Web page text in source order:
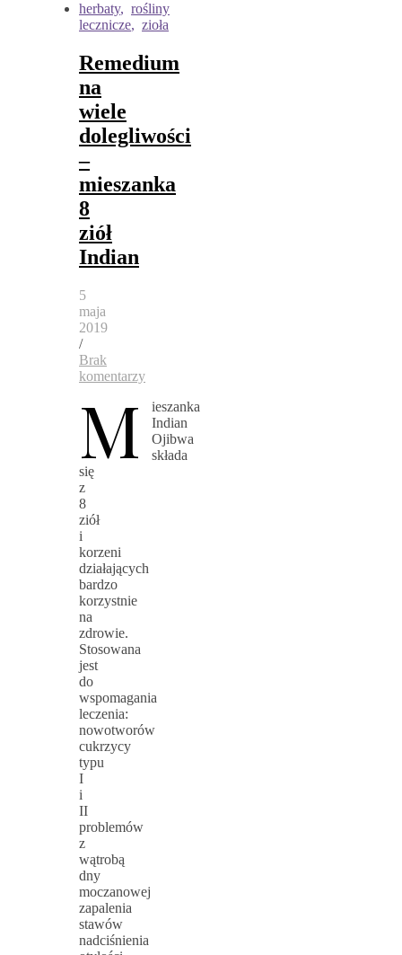
herbaty, rośliny
lecznicze, zioła
Remedium
na
wiele
dolegliwości
–
mieszanka
8
ziół
Indian
5
maja
2019
/
Brak
komentarzy
M
ieszanka
Indian
Ojibwa
składa
się
z
8
ziół
i
korzeni
działających
bardzo
korzystnie
na
zdrowie.
Stosowana
jest
do
wspomagania
leczenia:
nowotworów
cukrzycy
typu
I
i
II
problemów
z
wątrobą
dny
moczanowej
zapalenia
stawów
nadciśnienia